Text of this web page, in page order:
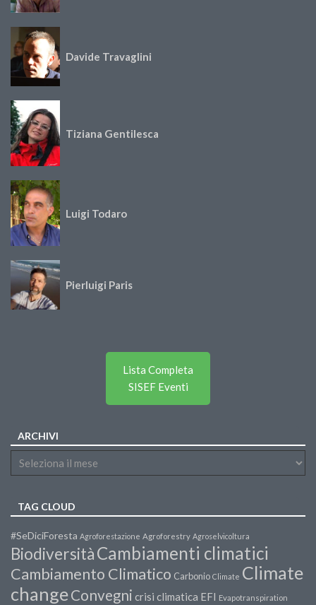
Davide Travaglini
Tiziana Gentilesca
Luigi Todaro
Pierluigi Paris
Lista Completa
SISEF Eventi
ARCHIVI
TAG CLOUD
#SeDiciForesta Agroforestazione Agroforestry Agroselvicoltura
BiodiversitàCambiamenti climatici
Cambiamento Climatico Carbonio Climate Climate
changeConvegni crisi climatica EFI Evapotranspiration